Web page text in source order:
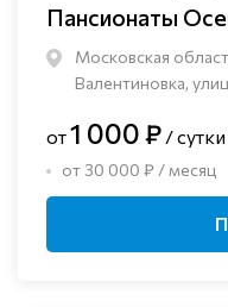
Пансионаты
Московская
Валентиновка,
от1 000 ₽ / сутки
от 30 000 ₽ / месяц